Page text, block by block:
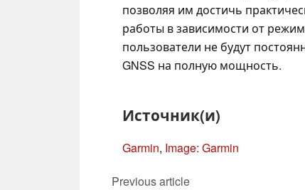
позволяя им достичь
работы в зависимости от
пользователи не будут
GNSS на полную мощность.
Источник(и)
Garmin, Image: Garmin
Previous article